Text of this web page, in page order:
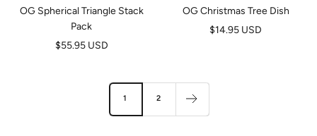
OG Spherical Triangle Stack
Pack
Prix
$55.95 USD
OG Christmas Tree Dish
Prix
$14.95 USD
1 2